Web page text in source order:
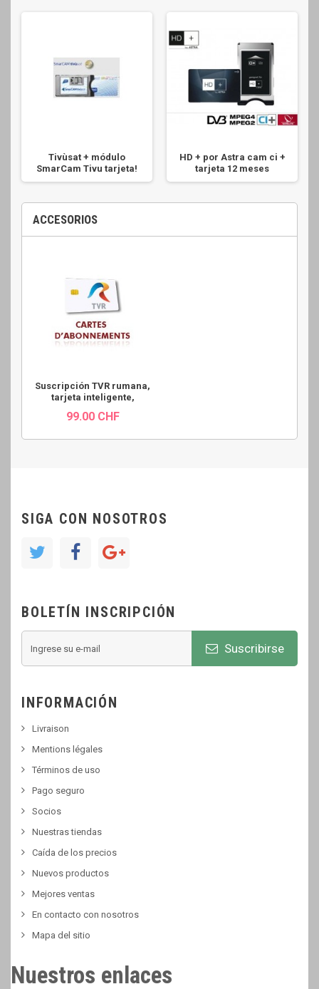
Tivùsat + módulo
SmarCam Tivu tarjeta!
HD + por Astra cam ci +
tarjeta 12 meses
ACCESORIOS
Suscripción TVR rumana,
tarjeta inteligente,
99.00 CHF
SIGA CON NOSOTROS
BOLETÍN INSCRIPCIÓN
Suscribirse
INFORMACIÓN
Livraison
Mentions légales
Términos de uso
Pago seguro
Socios
Nuestras tiendas
Caída de los precios
Nuevos productos
Mejores ventas
En contacto con nosotros
Mapa del sitio
Nuestros enlaces